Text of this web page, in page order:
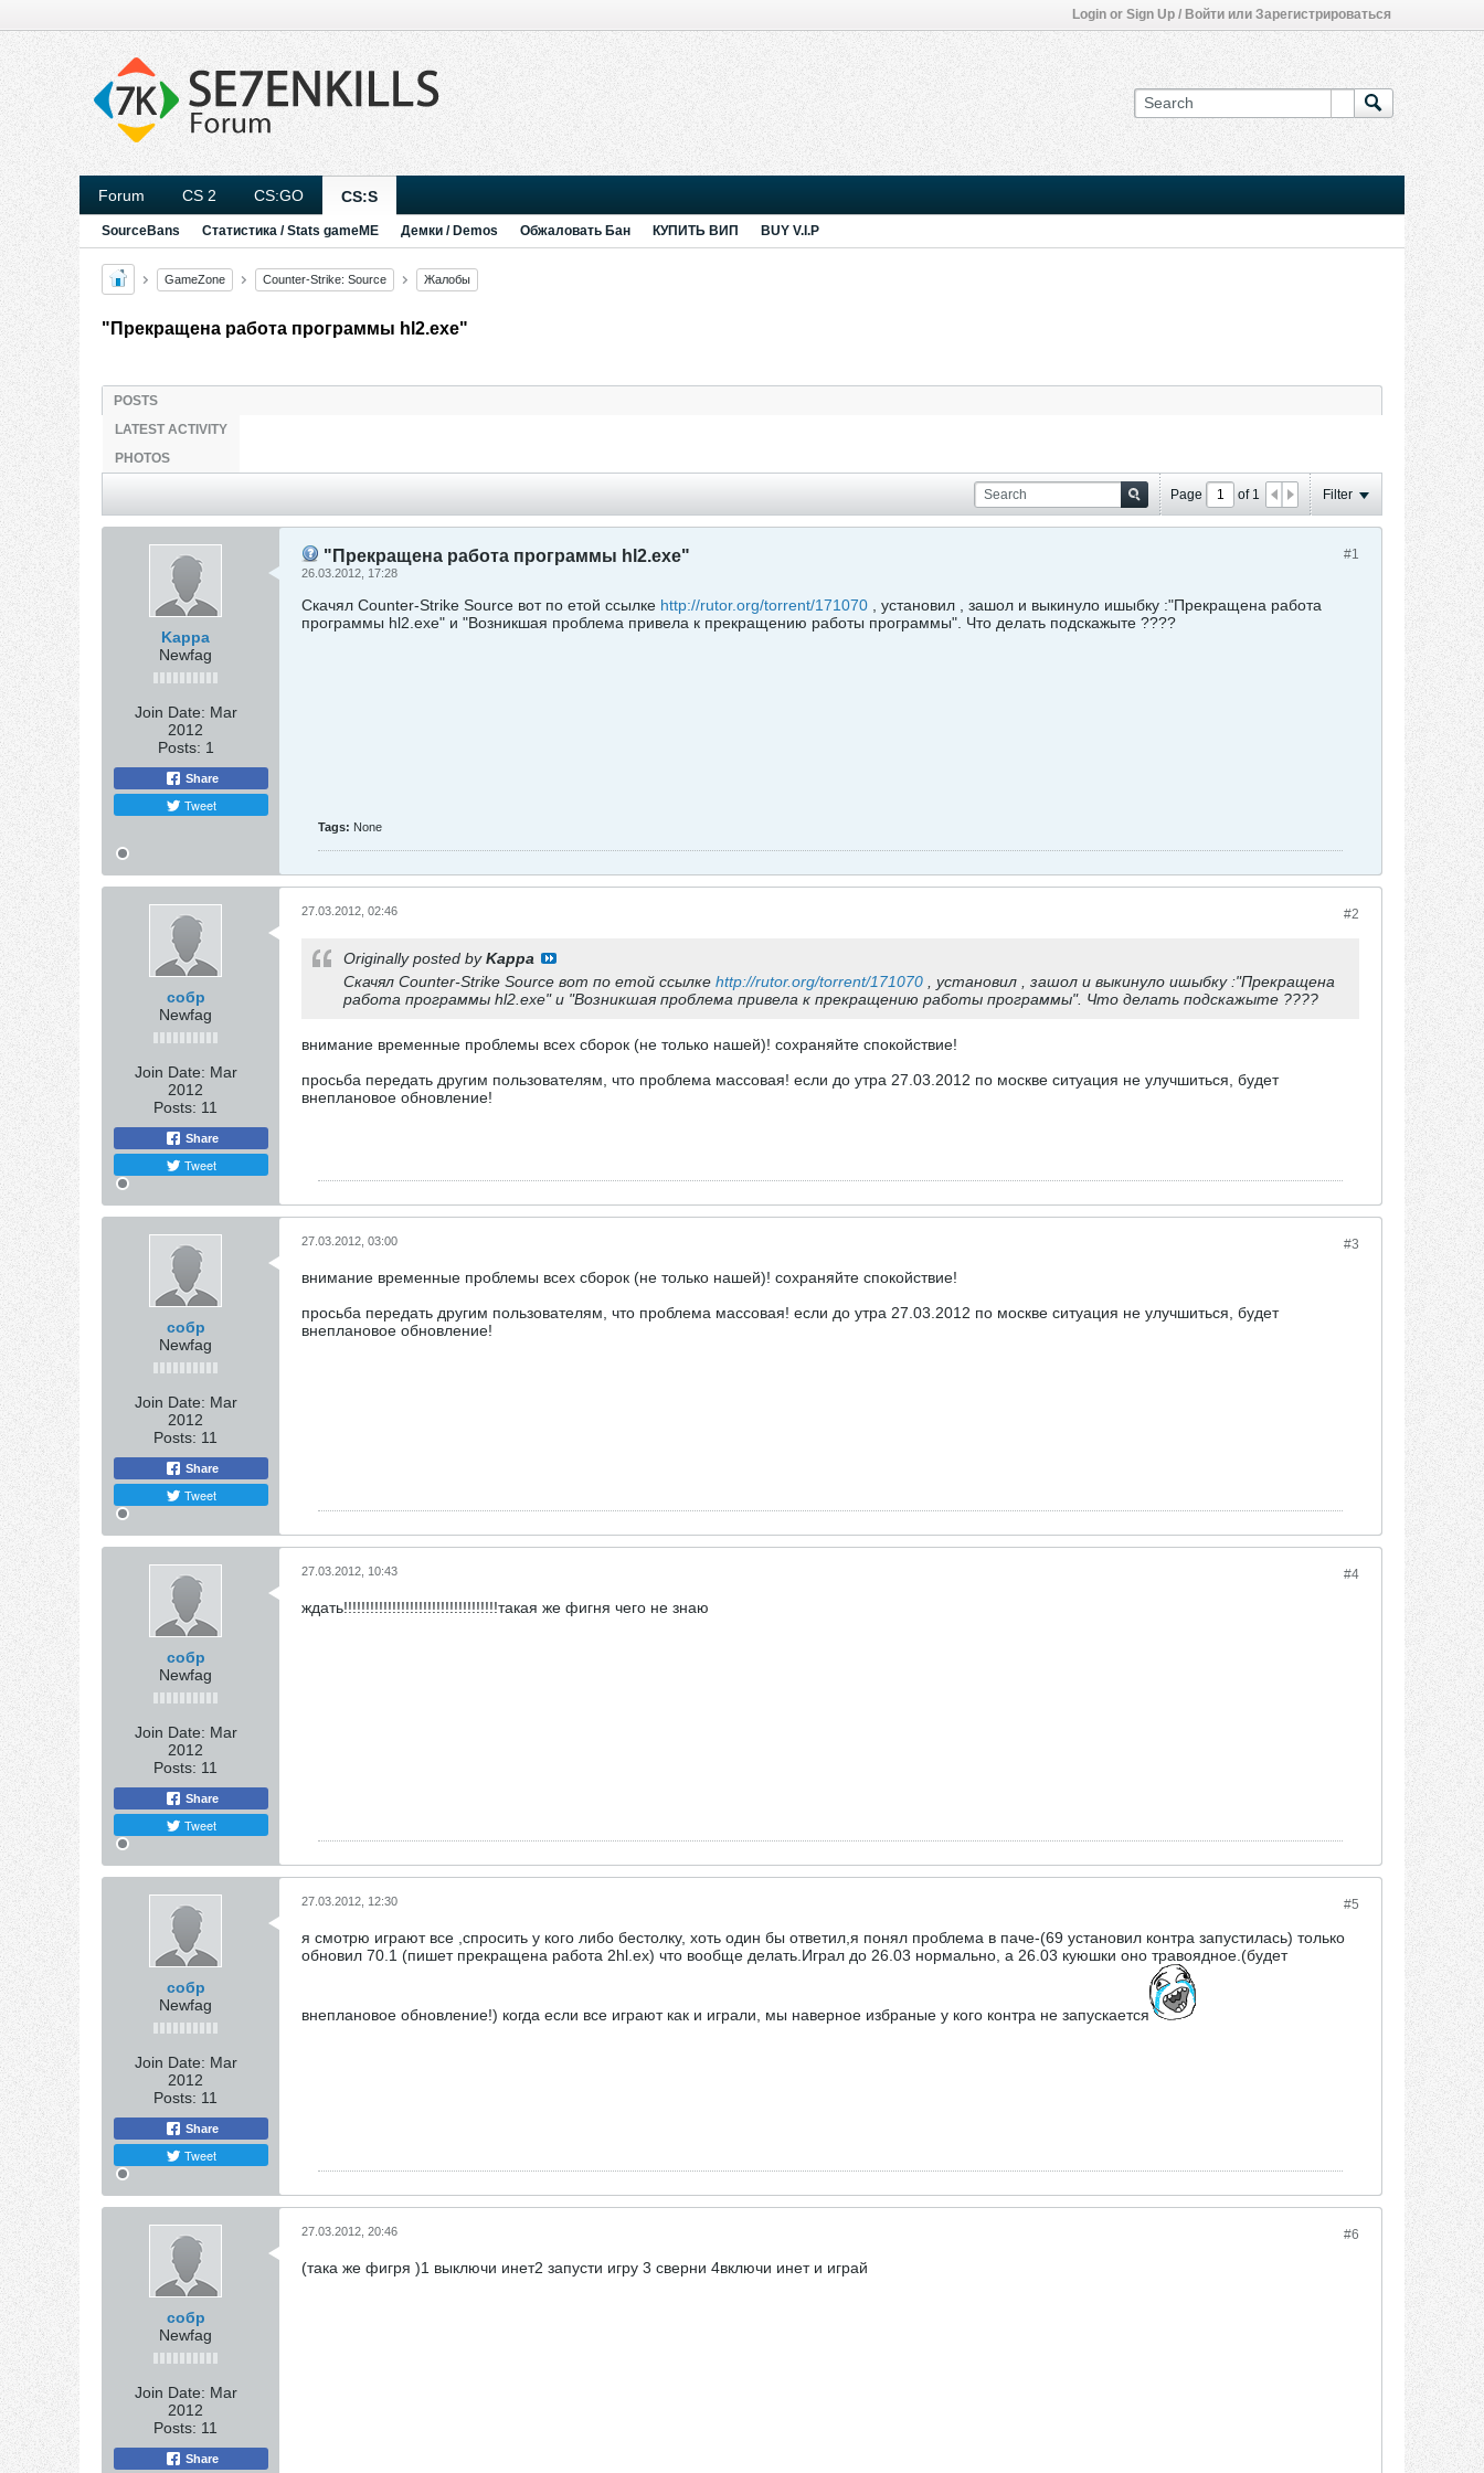
Login or Sign Up / Войти или Зарегистрироваться
Forum CS 2 CS:GO CS:S
SourceBans Статистика / Stats gameME Демки / Demos Обжаловать Бан КУПИТЬ ВИП BUY V.I.P
GameZone Counter-Strike: Source Жалобы
"Прекращена работа программы hl2.exe"
POSTS
LATEST ACTIVITY
PHOTOS
Page of 1 Filter
Kappa
Newfag
Join Date: Mar
2012
Posts: 1
Share
Tweet
#1
"Прекращена работа программы hl2.exe"
26.03.2012, 17:28
Скачял Counter-Strike Source вот по етой ссылке http://rutor.org/torrent/171070 , установил , зашол и выкинуло ишыбку :"Прекращена работа
программы hl2.exe" и "Возникшая проблема привела к прекращению работы программы". Что делать подскажыте ????
Tags: None
собр
Newfag
Join Date: Mar
2012
Posts: 11
Share
Tweet
#2
27.03.2012, 02:46
Originally posted byKappa
Скачял Counter-Strike Source вот по етой ссылке http://rutor.org/torrent/171070 , установил , зашол и выкинуло ишыбку :"Прекращена
работа программы hl2.exe" и "Возникшая проблема привела к прекращению работы программы". Что делать подскажыте ????
внимание временные проблемы всех сборок (не только нашей)! сохраняйте спокойствие!
просьба передать другим пользователям, что проблема массовая! если до утра 27.03.2012 по москве ситуация не улучшиться, будет
внеплановое обновление!
собр
Newfag
Join Date: Mar
2012
Posts: 11
Share
Tweet
#3
27.03.2012, 03:00
внимание временные проблемы всех сборок (не только нашей)! сохраняйте спокойствие!
просьба передать другим пользователям, что проблема массовая! если до утра 27.03.2012 по москве ситуация не улучшиться, будет
внеплановое обновление!
собр
Newfag
Join Date: Mar
2012
Posts: 11
Share
Tweet
#4
27.03.2012, 10:43
ждать!!!!!!!!!!!!!!!!!!!!!!!!!!!!!!!!!!!такая же фигня чего не знаю
собр
Newfag
Join Date: Mar
2012
Posts: 11
Share
Tweet
#5
27.03.2012, 12:30
я смотрю играют все ,спросить у кого либо бестолку, хоть один бы ответил,я понял проблема в паче-(69 установил контра запустилась) только
обновил 70.1 (пишет прекращена работа 2hl.ех) что вообще делать.Играл до 26.03 нормально, а 26.03 куюшки оно травоядное.(будет
внеплановое обновление!) когда если все играют как и играли, мы наверное избраные у кого контра не запускается
собр
Newfag
Join Date: Mar
2012
Posts: 11
Share
#6
27.03.2012, 20:46
(така же фигря )1 выключи инет2 запусти игру 3 сверни 4включи инет и играй